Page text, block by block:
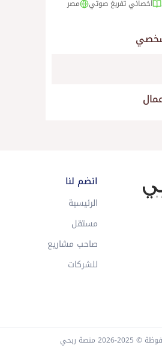
أخصائي تفريغ صوتي مصر
انضم لنا
الرئيسية
مستقل
صاحب مشاريع
للشركات
منصة ربحي